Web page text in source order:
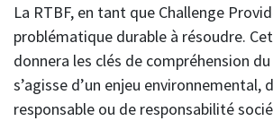
La RTBF, en tant que Challenge
problématique durable à résoudre.
donnera les clés de compréhension
s’agisse d’un enjeu environnemental,
responsable ou de responsabilité